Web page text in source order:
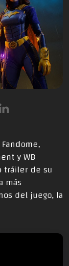
y WB
tráiler de su
más
del juego, la